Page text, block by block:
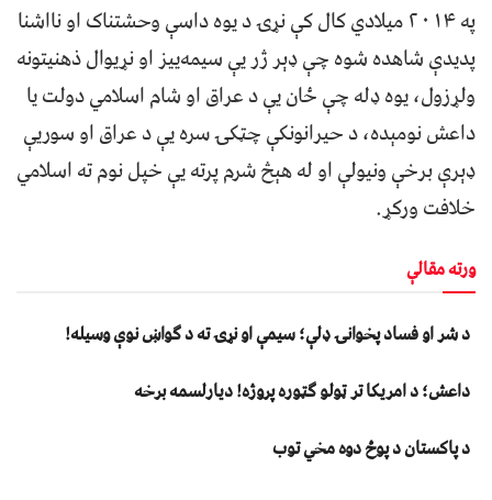
په ۲۰۱۴ میلادي کال کې نړۍ د یوه داسې وحشتناک او نااشنا
پدیدې شاهده شوه چې ډېر ژر یې سیمه‌ییز او نړیوال ذهنیتونه
ولړزول، یوه ډله چې ځان یې د عراق او شام اسلامي دولت یا
داعش نومېده، د حیرانونکې چټکۍ سره یې د عراق او سوریې
ډېرې برخې ونیولې او له هېڅ شرم پرته یې خپل نوم ته اسلامي
خلافت ورکړ.
ورته مقالې
د شر او فساد پخوانۍ ډلې؛ سیمې او نړۍ ته د ګواښ نوې وسیله!
داعش؛ د امریکا تر ټولو ګټوره پروژه! دیارلسمه برخه
د پاکستان د پوځ دوه مخي توب